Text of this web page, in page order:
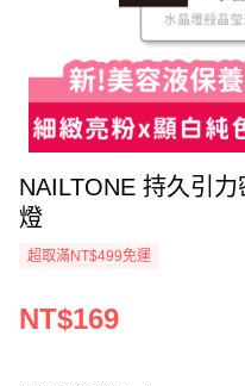
NAILTONE 持久引
燈
超取滿NT$499免運
NT$169